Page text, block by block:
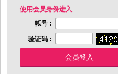
使用会员身份进入
帐号 :
验证码 :